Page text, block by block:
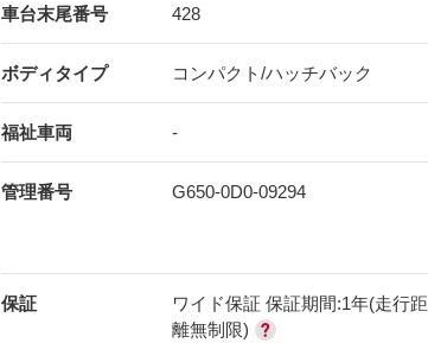
車台末尾番号 428
ボディタイプ コンパクト/ハッチバック
福祉車両 -
管理番号 G650-0D0-09294
保証
ワイド保証 保証期間:1年(走行距
離無制限)